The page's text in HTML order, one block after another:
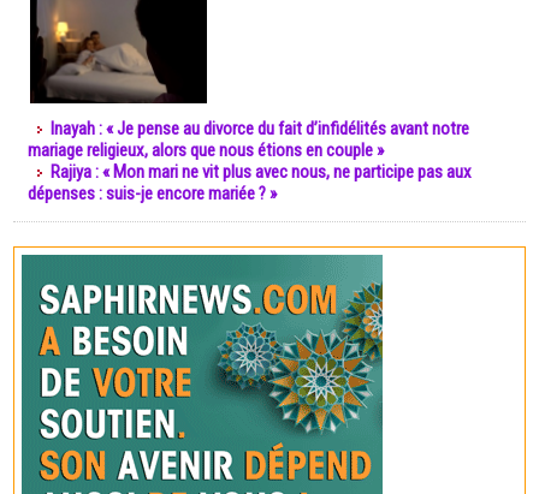
Inayah : « Je pense au divorce du fait d’infidélités avant notre
mariage religieux, alors que nous étions en couple »
Rajiya : « Mon mari ne vit plus avec nous, ne participe pas aux
dépenses : suis-je encore mariée ? »